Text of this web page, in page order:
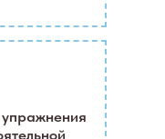
упражнения